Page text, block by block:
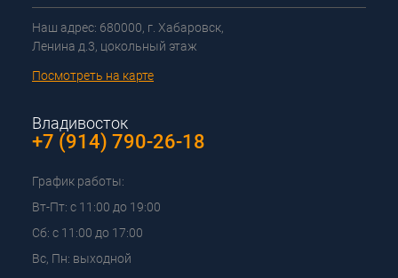
Наш адрес: 680000, г. Хабаровск,
Ленина д.3, цокольный этаж
Посмотреть на карте
Владивосток
+7 (914) 790-26-18
График работы:
Вт-Пт: с 11:00 до 19:00
Сб: с 11:00 до 17:00
Вс, Пн: выходной